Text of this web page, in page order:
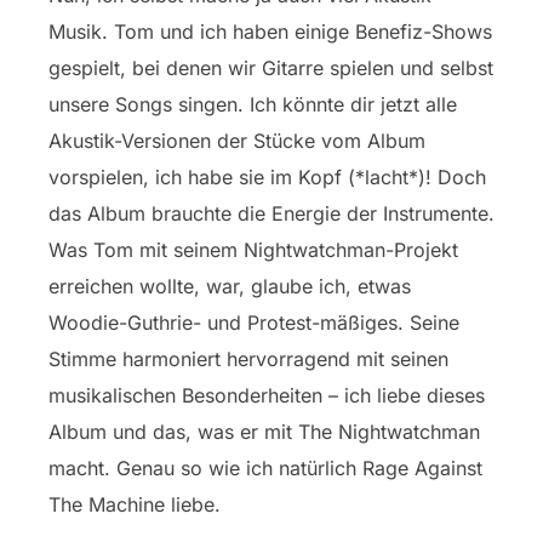
Musik. Tom und ich haben einige Benefiz-Shows
gespielt, bei denen wir Gitarre spielen und selbst
unsere Songs singen. Ich könnte dir jetzt alle
Akustik-Versionen der Stücke vom Album
vorspielen, ich habe sie im Kopf (*lacht*)! Doch
das Album brauchte die Energie der Instrumente.
Was Tom mit seinem Nightwatchman-Projekt
erreichen wollte, war, glaube ich, etwas
Woodie-Guthrie- und Protest-mäßiges. Seine
Stimme harmoniert hervorragend mit seinen
musikalischen Besonderheiten – ich liebe dieses
Album und das, was er mit The Nightwatchman
macht. Genau so wie ich natürlich Rage Against
The Machine liebe.